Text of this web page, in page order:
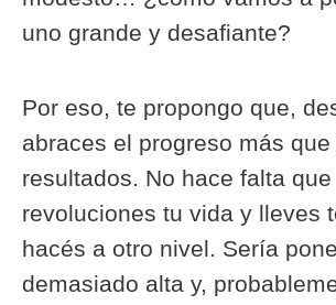
uno grande y desafiante?
Por eso, te propongo que,
abraces el progreso más que
resultados. No hace falta que
revoluciones tu vida y lleves
hacés a otro nivel. Sería
demasiado alta y,